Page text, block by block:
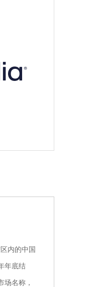
内的中国
年底结
场名称，